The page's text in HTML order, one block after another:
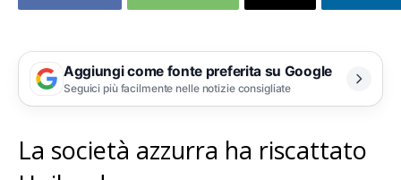
Aggiungi come fonte preferita su Google
Seguici più facilmente nelle notizie consigliate
La società azzurra ha riscattato